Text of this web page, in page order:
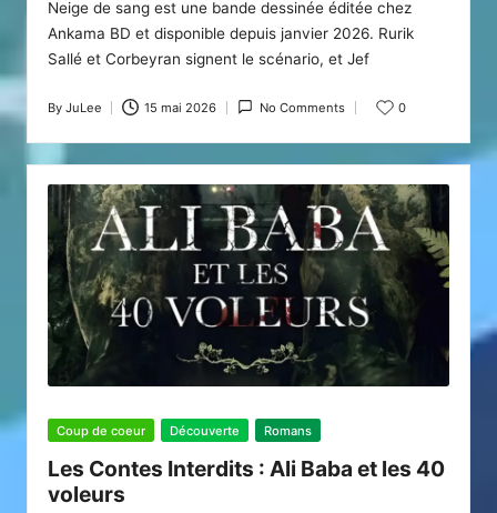
Neige de sang est une bande dessinée éditée chez
Ankama BD et disponible depuis janvier 2026. Rurik
Sallé et Corbeyran signent le scénario, et Jef
Posted
By JuLee 15 mai 2026 No Comments 0
Posted
Coup de coeur Découverte Romans
Les Contes Interdits : Ali Baba et les 40
voleurs